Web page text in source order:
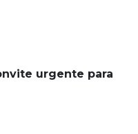
urgente para